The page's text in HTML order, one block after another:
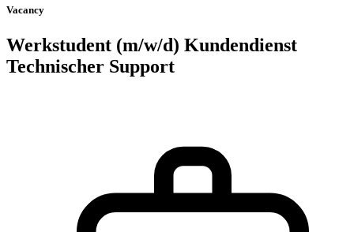
Vacancy
Werkstudent (m/w/d) Kundendienst
Technischer Support